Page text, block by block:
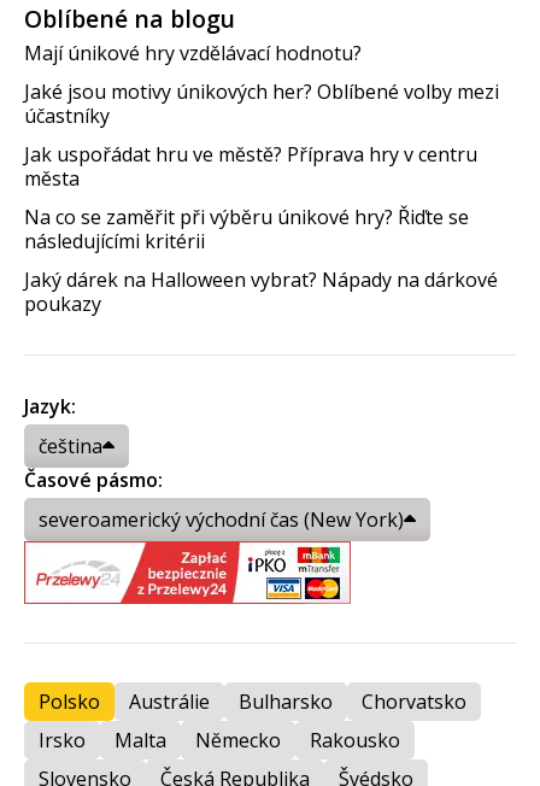
Oblíbené na blogu
Mají únikové hry vzdělávací hodnotu?
Jaké jsou motivy únikových her? Oblíbené volby mezi
účastníky
Jak uspořádat hru ve městě? Příprava hry v centru
města
Na co se zaměřit při výběru únikové hry? Řiďte se
následujícími kritérii
Jaký dárek na Halloween vybrat? Nápady na dárkové
poukazy
Jazyk:
čeština
Časové pásmo:
severoamerický východní čas (New York)
Polsko Austrálie Bulharsko
Chorvatsko
Irsko
Malta Německo
Rakousko
Slovensko
Česká Republika Švédsko